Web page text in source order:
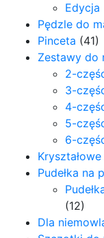
Edycja
Pędzle do
Pinceta (41)
Zestawy do
2-
3-
4-
5-
6-
Pudełka na
(12)
Dla